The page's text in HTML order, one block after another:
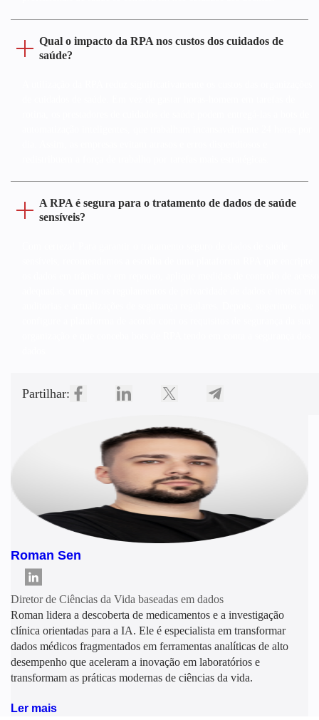
Qual o impacto da RPA nos custos dos cuidados de
saúde?
A RPA é segura para o tratamento de dados de saúde
sensíveis?
Partilhar:
Roman Sen
Diretor de Ciências da Vida baseadas em dados
Roman lidera a descoberta de medicamentos e a investigação
clínica orientadas para a IA. Ele é especialista em transformar
dados médicos fragmentados em ferramentas analíticas de alto
desempenho que aceleram a inovação em laboratórios e
transformam as práticas modernas de ciências da vida.
Ler mais